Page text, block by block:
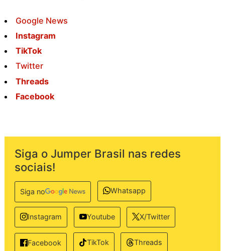
Google News
Instagram
TikTok
Twitter
Threads
Facebook
Siga o Jumper Brasil nas redes
sociais!
Siga no Whatsapp
Instagram Youtube X/Twitter
Facebook TikTok Threads